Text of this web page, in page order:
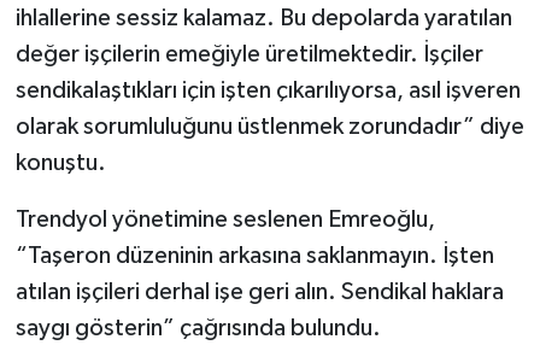
ihlallerine sessiz kalamaz. Bu depolarda yaratılan
değer işçilerin emeğiyle üretilmektedir. İşçiler
sendikalaştıkları için işten çıkarılıyorsa, asıl işveren
olarak sorumluluğunu üstlenmek zorundadır” diye
konuştu.
Trendyol yönetimine seslenen Emreoğlu,
“Taşeron düzeninin arkasına saklanmayın. İşten
atılan işçileri derhal işe geri alın. Sendikal haklara
saygı gösterin” çağrısında bulundu.